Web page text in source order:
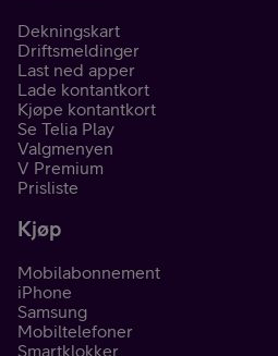
Dekningskart
Driftsmeldinger
Last ned apper
Lade kontantkort
Kjøpe kontantkort
Se Telia Play
Valgmenyen
V Premium
Prisliste
Kjøp
Mobilabonnement
iPhone
Samsung
Mobiltelefoner
Smartklokker